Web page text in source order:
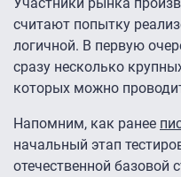
Участники рынка
считают попытку
логичной. В первую
сразу несколько
которых можно
Напомним, как ранее
начальный этап
отечественной базовой